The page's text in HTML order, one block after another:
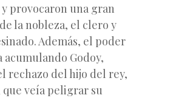
provocaron una gran
la nobleza, el clero y
Además, el poder
acumulando Godoy,
rechazo del hijo del rey,
veía peligrar su